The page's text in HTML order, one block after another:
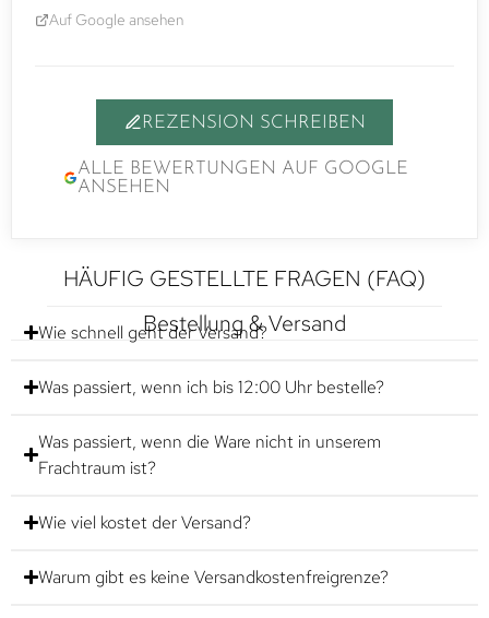
Auf Google ansehen
REZENSION SCHREIBEN
ALLE BEWERTUNGEN AUF GOOGLE
ANSEHEN
HÄUFIG GESTELLTE FRAGEN (FAQ)
Bestellung & Versand
Wie schnell geht der Versand?
Was passiert, wenn ich bis 12:00 Uhr bestelle?
Was passiert, wenn die Ware nicht in unserem
Frachtraum ist?
Wie viel kostet der Versand?
Warum gibt es keine Versandkostenfreigrenze?